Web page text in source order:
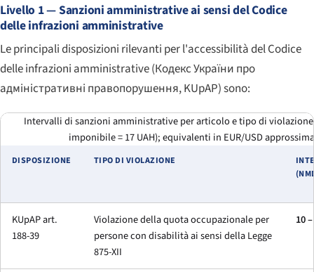
Livello 1 — Sanzioni amministrative ai sensi del Codice
delle infrazioni amministrative
Le principali disposizioni rilevanti per l'accessibilità del Codice
delle infrazioni amministrative (Кодекс України про
адміністративні правопорушення, KUpAP) sono:
Intervalli di sanzioni amministrative per articolo e tipo di
imponibile = 17 UAH); equivalenti in EUR/USD
DISPOSIZIONE TIPO DI VIOLAZIONE
KUpAP art.
188-39
Violazione della quota occupazionale per
persone con disabilità ai sensi della Legge
875-XII
10